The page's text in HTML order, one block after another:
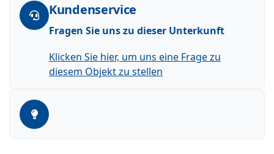
Kundenservice
Fragen Sie uns zu dieser Unterkunft
Klicken Sie hier, um uns eine Frage zu
diesem Objekt zu stellen